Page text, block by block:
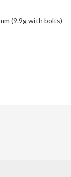
(9.9g with bolts)